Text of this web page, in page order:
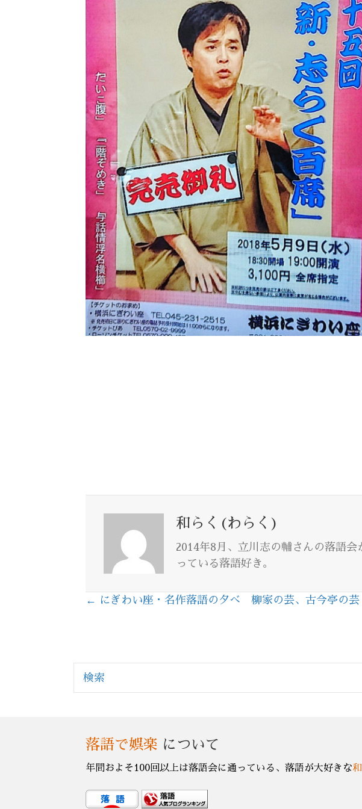
和らく(わらく)
2014年8月、立川志の輔さんの落語
っている落語好き。
Posts
← にぎわい座・名作落語の夕べ 柳家の芸、古今亭の芸
検索
落語で娯楽 について
年間およそ100回以上は落語会に通っている、落語が大好きな